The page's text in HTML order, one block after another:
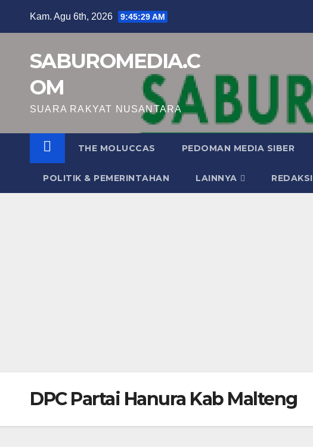
Kam. Agu 6th, 2026 9:45:29 AM
SABUROMEDIA.C
OM
SUARA RAKYAT NUSANTARA
THE MOLUCCAS PEDOMAN MEDIA SIBER
POLITIK & PEMERINTAHAN LAINNYA REDAKSI
DPC Partai Hanura Kab Malteng